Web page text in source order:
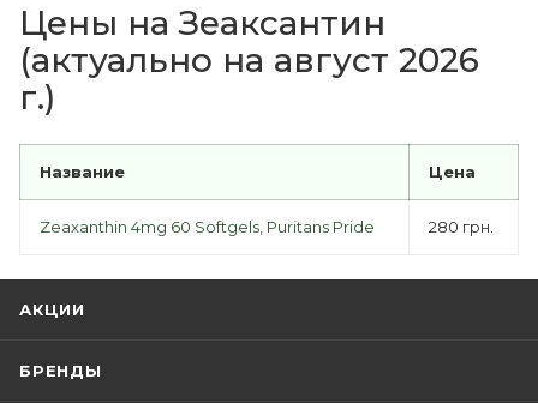
Цены на Зеаксантин
(актуально на август 2026
г.)
Название Цена
Zeaxanthin 4mg 60 Softgels, Puritans Pride 280 грн.
АКЦИИ
БРЕНДЫ